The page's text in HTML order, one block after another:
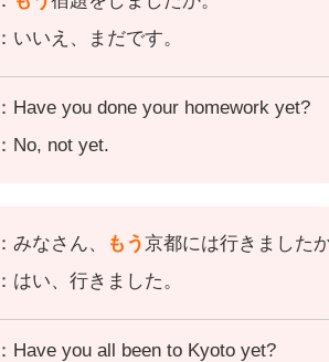
いいえ、まだです。
Have you done your homework yet?
No, not yet.
みなさん、 もう京都には行きました
はい、行きました。
Have you all been to Kyoto yet?